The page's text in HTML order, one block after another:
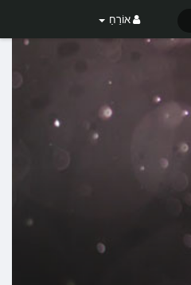
אוֹרֵחַ